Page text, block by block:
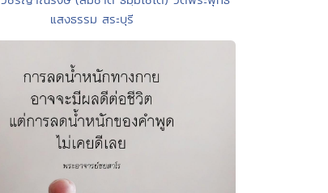
แสงธรรม สระบุรี